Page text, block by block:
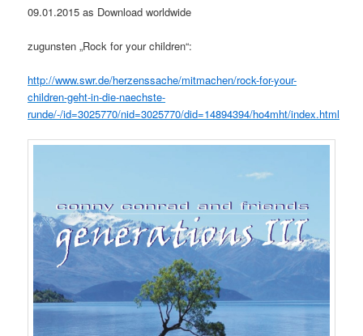
09.01.2015 as Download worldwide
zugunsten „Rock for your children“:
http://www.swr.de/herzenssache/mitmachen/rock-for-your-
children-geht-in-die-naechste-
runde/-/id=3025770/nid=3025770/did=14894394/ho4mht/index.html